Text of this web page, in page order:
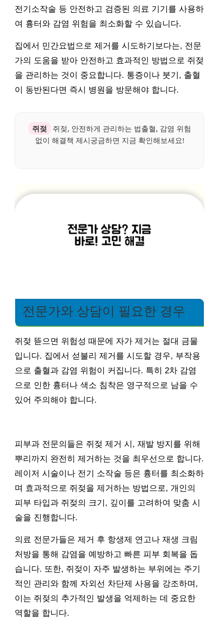
전기소작술 등 안전하고 검증된 의료 기기를 사용하
여 흉터와 감염 위험을 최소화할 수 있습니다.
집에서 민간요법으로 제거를 시도하기보다는, 전문
가의 도움을 받아 안전하고 효과적인 방법으로 쥐젖
을 관리하는 것이 중요합니다. 통증이나 붓기, 출혈
이 동반된다면 즉시 병원을 방문해야 합니다.
쥐젖
쥐젖, 안전하게 관리하는 법출혈, 감염 위험
없이 해결책 제시궁금하면 지금 확인해보세요!
전문가와 상담이 필요한 경우
쥐젖 뜯으면 위험성 때문에 자가 제거는 절대 금물
입니다. 집에서 섣불리 제거를 시도할 경우, 부작용
으로 출혈과 감염 위험이 커집니다. 특히 2차 감염
으로 인한 흉터나 색소 침착은 영구적으로 남을 수
있어 주의해야 합니다.
피부과 전문의들은 쥐젖 제거 시, 재발 방지를 위해
뿌리까지 완전히 제거하는 것을 최우선으로 합니다.
레이저 시술이나 전기 소작술 등은 흉터를 최소화하
며 효과적으로 쥐젖을 제거하는 방법으로, 개인의
피부 타입과 쥐젖의 크기, 깊이를 고려하여 맞춤 시
술을 진행합니다.
의료 전문가들은 제거 후 항생제 연고나 재생 크림
처방을 통해 감염을 예방하고 빠른 피부 회복을 돕
습니다. 또한, 쥐젖이 자주 발생하는 부위에는 주기
적인 관리와 함께 자외선 차단제 사용을 강조하며,
이는 쥐젖의 추가적인 발생을 억제하는 데 중요한
역할을 합니다.